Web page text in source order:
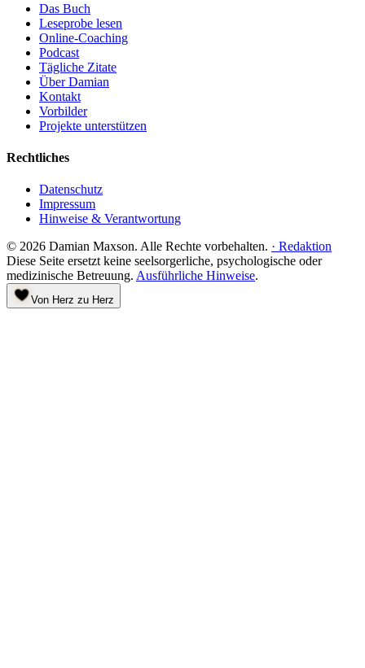
Das Buch
Leseprobe lesen
Online-Coaching
Podcast
Tägliche Zitate
Über Damian
Kontakt
Vorbilder
Projekte unterstützen
Rechtliches
Datenschutz
Impressum
Hinweise & Verantwortung
© 2026 Damian Maxson. Alle Rechte vorbehalten. · Redaktion
Diese Seite ersetzt keine seelsorgerliche, psychologische oder
medizinische Betreuung. Ausführliche Hinweise.
Von Herz zu Herz